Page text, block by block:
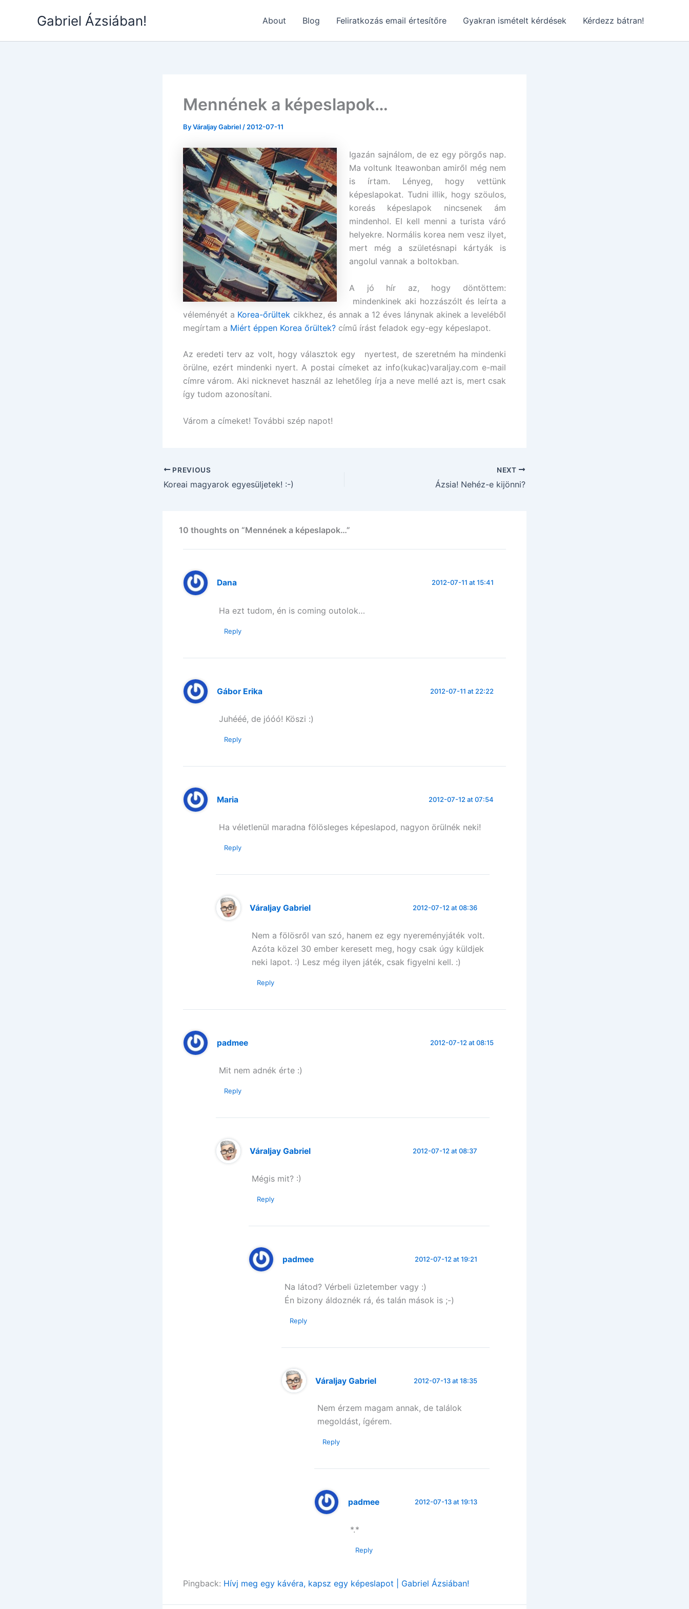
Gabriel Ázsiában! About Blog Feliratkozás email értesítőre Gyakran ismételt kérdések Kérdezz bátran!
Mennének a képeslapok…
ByVáraljay Gabriel / 2012-07-11
Igazán sajnálom, de ez egy pörgős nap.
Ma voltunk Iteawonban amiről még nem
is írtam. Lényeg, hogy vettünk
képeslapokat. Tudni illik, hogy szöulos,
koreás képeslapok nincsenek ám
mindenhol. El kell menni a turista váró
helyekre. Normális korea nem vesz ilyet,
mert még a születésnapi kártyák is
angolul vannak a boltokban.
A jó hír az, hogy döntöttem:
mindenkinek aki hozzászólt és leírta a
véleményét a Korea-őrültek cikkhez, és annak a 12 éves lánynak akinek a leveléből
megírtam a Miért éppen Korea őrültek? című írást feladok egy-egy képeslapot.
Az eredeti terv az volt, hogy választok egy nyertest, de szeretném ha mindenki
örülne, ezért mindenki nyert. A postai címeket az info(kukac)varaljay.com e-mail
címre várom. Aki nicknevet használ az lehetőleg írja a neve mellé azt is, mert csak
így tudom azonosítani.
Várom a címeket! További szép napot!
PREVIOUS
Koreai magyarok egyesüljetek! :-)
NEXT
Ázsia! Nehéz-e kijönni?
10 thoughts on “Mennének a képeslapok…”
Dana 2012-07-11 at 15:41
Ha ezt tudom, én is coming outolok…
Reply
Gábor Erika 2012-07-11 at 22:22
Juhééé, de jóóó! Köszi :)
Reply
Maria 2012-07-12 at 07:54
Ha véletlenül maradna fölösleges képeslapod, nagyon örülnék neki!
Reply
Váraljay Gabriel 2012-07-12 at 08:36
Nem a fölösről van szó, hanem ez egy nyereményjáték volt.
Azóta közel 30 ember keresett meg, hogy csak úgy küldjek
neki lapot. :) Lesz még ilyen játék, csak figyelni kell. :)
Reply
padmee 2012-07-12 at 08:15
Mit nem adnék érte :)
Reply
Váraljay Gabriel 2012-07-12 at 08:37
Mégis mit? :)
Reply
padmee 2012-07-12 at 19:21
Na látod? Vérbeli üzletember vagy :)
Én bizony áldoznék rá, és talán mások is ;-)
Reply
Váraljay Gabriel 2012-07-13 at 18:35
Nem érzem magam annak, de találok
megoldást, ígérem.
Reply
padmee 2012-07-13 at 19:13
*.*
Reply
Pingback: Hívj meg egy kávéra, kapsz egy képeslapot | Gabriel Ázsiában!